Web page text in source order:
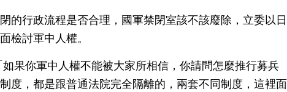
的行政流程是否合理，國軍禁閉室該不該廢除，立委以日
檢討軍中人權。
果你軍中人權不能被大家所相信，你請問怎麼推行募兵
度，都是跟普通法院完全隔離的，兩套不同制度，這裡面